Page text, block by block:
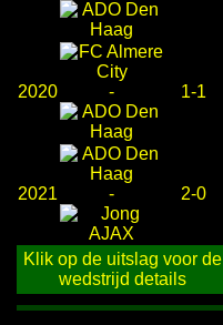
2020 - 1-1
2021 - 2-0
Klik op de uitslag voor de
wedstrijd details